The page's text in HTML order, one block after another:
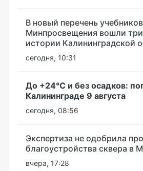
В новый перечень учебников
Минпросвещения вошли три
истории Калининградской
сегодня, 10:31
До +24°С и без осадков:
Калининграде 9 августа
сегодня, 08:56
Экспертиза не одобрила
благоустройства сквера в
вчера, 17:28